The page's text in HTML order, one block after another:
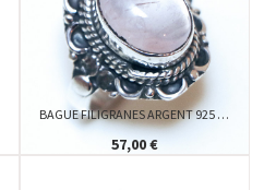
BAGUE FILIGRANES ARGENT 925 …
57,00 €